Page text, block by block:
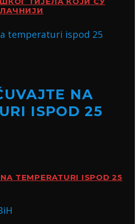
NA
ISPOD 25
TEMPERATURI ISPOD 25